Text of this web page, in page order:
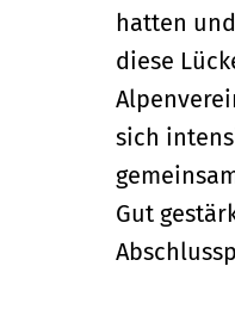
hatten
diese
sich
Gut